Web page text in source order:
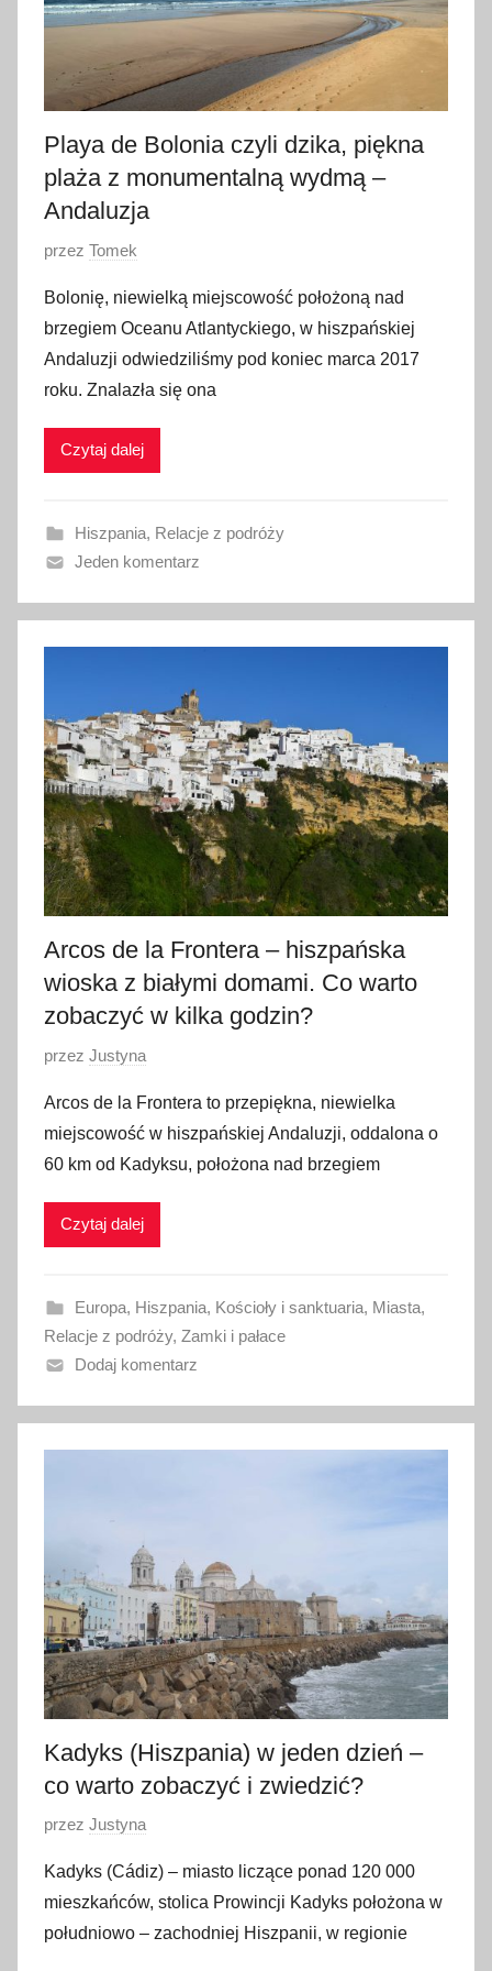
Playa de Bolonia czyli dzika, piękna
plaża z monumentalną wydmą –
Andaluzja
O
u
b
l
i
w
n
o
5
l
e
g
o
2
0
1
8
przez Tomek
Bolonię, niewielką miejscowość położoną nad
brzegiem Oceanu Atlantyckiego, w hiszpańskiej
Andaluzji odwiedziliśmy pod koniec marca 2017
roku. Znalazła się ona
Czytaj dalej
Hiszpania, Relacje z podróży
Jeden komentarz
Arcos de la Frontera – hiszpańska
wioska z białymi domami. Co warto
zobaczyć w kilka godzin?
O
u
b
l
i
a
n
o
9
l
o
2
0
1
8
przez Justyna
Arcos de la Frontera to przepiękna, niewielka
miejscowość w hiszpańskiej Andaluzji, oddalona o
60 km od Kadyksu, położona nad brzegiem
Czytaj dalej
Europa, Hiszpania, Kościoły i sanktuaria, Miasta,
Relacje z podróży, Zamki i pałace
Dodaj komentarz
Kadyks (Hiszpania) w jeden dzień –
co warto zobaczyć i zwiedzić?
O
u
b
l
przez Justyna
Kadyks (Cádiz) – miasto liczące ponad 120 000
mieszkańców, stolica Prowincji Kadyks położona w
południowo – zachodniej Hiszpanii, w regionie